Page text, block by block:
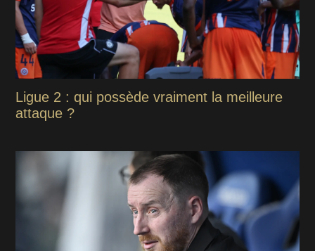
Ligue 2 : qui possède vraiment la meilleure
attaque ?